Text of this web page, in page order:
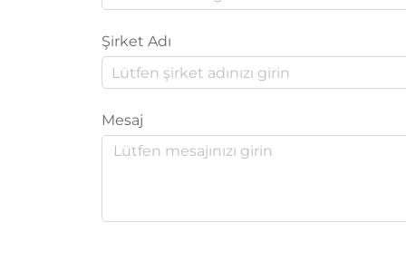
Şirket Adı
Mesaj